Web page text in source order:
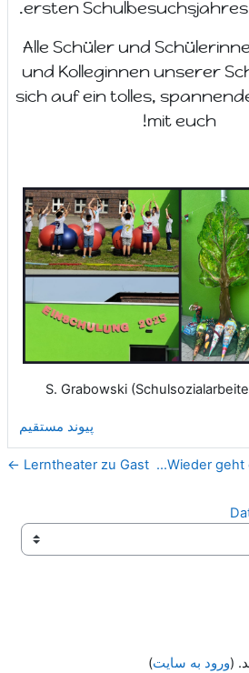
ersten
Alle Schüler und
und Kolleginnen unserer
sich auf ein tolles,
mit euch!
پیوند مستقیم
Lerntheater zu Gast ←
(ورود به سایت)